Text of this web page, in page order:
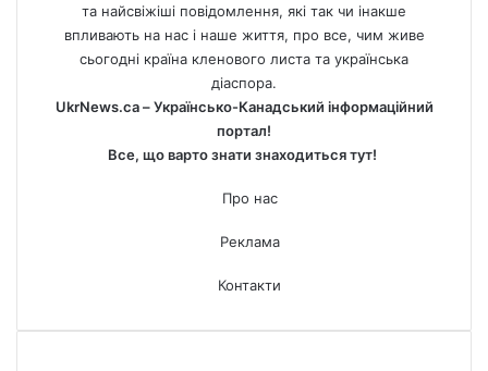
та найсвіжіші повідомлення, які так чи інакше
впливають на нас і наше життя, про все, чим живе
сьогодні країна кленового листа та українська
діаспора.
UkrNews.ca – Українсько-Канадський інформаційний
портал!
Все, що варто знати знаходиться тут!
Про нас
Реклама
Контакти